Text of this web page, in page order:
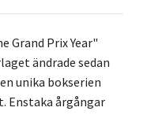
Grand Prix Year"
ändrade sedan
unika bokserien
årgångar